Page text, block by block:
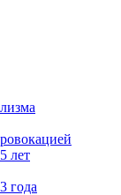
лет
года